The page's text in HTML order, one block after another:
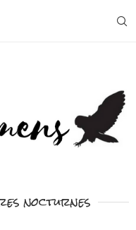
nocturnes